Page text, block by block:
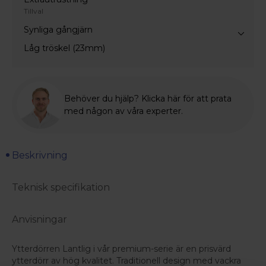
Tillval
Synliga gångjärn
Låg tröskel (23mm)
Behöver du hjälp? Klicka här för att prata
med någon av våra experter.
Beskrivning
Teknisk specifikation
Anvisningar
Ytterdörren Lantlig i vår premium-serie är en prisvärd
ytterdörr av hög kvalitet. Traditionell design med vackra